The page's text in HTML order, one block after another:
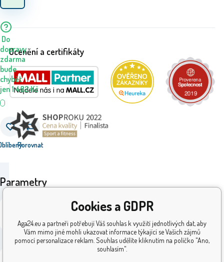
Do
dopravy
zdarma
bude
chybět
jen1 482Kč
Porovnat
Parametry
i69_46PR-
10690HMS
EAN: 0670889106904
Ocenění a certifikáty
© 2026 AGA24 s.r.o., Všechna práva vyhrazena
Tvorba a pronájem eshopůBINARGON.cz
Cookies a GDPR
Aga24.eu a partneři potřebují Váš souhlas k využití jednotlivých dat, aby
Vám mimo jiné mohli ukazovat informace týkající se Vašich zájmů
pomocí personalizace reklam. Souhlas udělíte kliknutím na políčko "Ano,
souhlasím".